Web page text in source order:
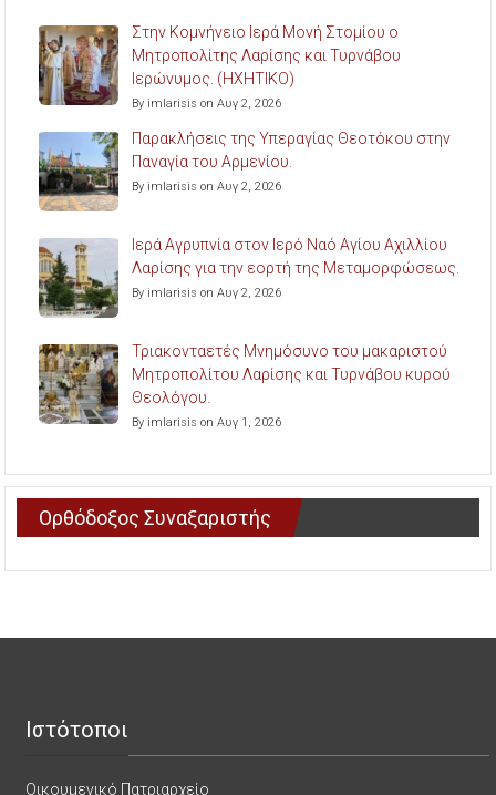
Στην Κομνήνειο Ιερά Μονή Στομίου ο
Μητροπολίτης Λαρίσης και Τυρνάβου
Ιερώνυμος. (ΗΧΗΤΙΚΟ)
By imlarisis on Αυγ 2, 2026
Παρακλήσεις της Υπεραγίας Θεοτόκου στην
Παναγία του Αρμενίου.
By imlarisis on Αυγ 2, 2026
Ιερά Αγρυπνία στον Ιερό Ναό Αγίου Αχιλλίου
Λαρίσης για την εορτή της Μεταμορφώσεως.
By imlarisis on Αυγ 2, 2026
Τριακονταετές Μνημόσυνο του μακαριστού
Μητροπολίτου Λαρίσης και Τυρνάβου κυρού
Θεολόγου.
By imlarisis on Αυγ 1, 2026
Ορθόδοξος Συναξαριστής
Ιστότοποι
Οικουμενικό Πατριαρχείο